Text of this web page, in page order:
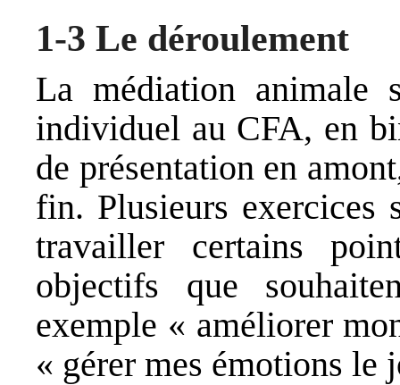
1-3 Le déroulement
La médiation animale
individuel au CFA, en
de présentation en
fin. Plusieurs exercices
travailler certains
objectifs que
exemple « améliorer
« gérer mes émotions le